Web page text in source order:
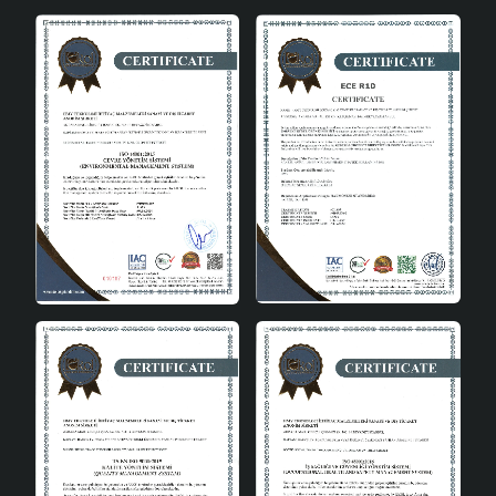
kullanılabileceği bazı alanlar:
Salon: Modern ve şık tasarımı ile salonunuza zarafet
katar.
Oturma Odası: Rahat bir atmosfer yaratır ve odanın
odak noktası olur.
Yemek Odası: Sofralarınıza sıcak ve davetkar bir
hava katar.
Yatak Odası: Yumuşak ışığı ile dinlendirici bir ortam
Modern Dekorasyona Uyum
Sağlayan Tasarım
Vionessa avize, modern dekorasyon trendlerine uygun
olarak tasarlanmıştır. Minimalist ve şık çizgileri ile her türlü
dekorasyon tarzına kolayca uyum sağlar. Beyaz ve doğal
tonlardaki makrome ipleri, avizenin her renk paleti ile
uyumlu olmasını sağlar. Bu da avizenin, hem klasik hem de